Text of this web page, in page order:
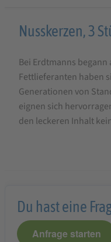
Erdtmanns
Nusskerzen,
3
Stück
Nusskerzen, 3
Bei Erdtmanns
Fettlieferanten haben
Generationen von
eignen sich
den leckeren Inhalt
Du hast eine
Anfrage starten